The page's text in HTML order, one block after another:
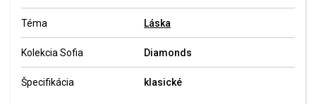
Téma Láska
Kolekcia Sofia Diamonds
Špecifikácia klasické